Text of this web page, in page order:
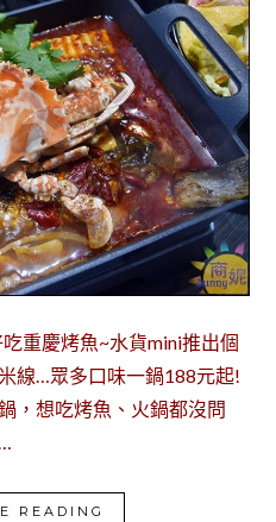
重慶烤魚~水貨mini推出個
線…眾多口味一鍋188元起!
，想吃烤魚、火鍋都沒問
READING